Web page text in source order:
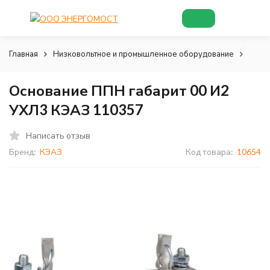
Главная Низковольтное и промышленное оборудование
Основание ППН габарит 00 И2
УХЛ3 КЭАЗ 110357
Написать отзыв
Бренд: КЭАЗ Код товара: 10654